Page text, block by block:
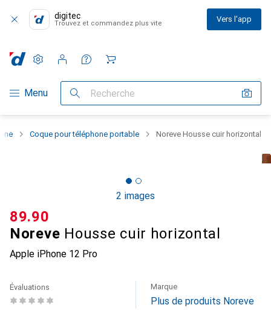
digitec
Trouvez et commandez plus vite Vers l'app
Navigation par catégorie
Menu Recherche
Paramètres
Compte client
Listes de comparaison
Listes d'envies
Panier
Coque pour téléphone portable Noreve Housse cuir horizontal
2 images
Noreve Housse cuir horizontal
Apple iPhone 12 Pro
CHF
89.90
Évaluations Marque
Plus de produits Noreve